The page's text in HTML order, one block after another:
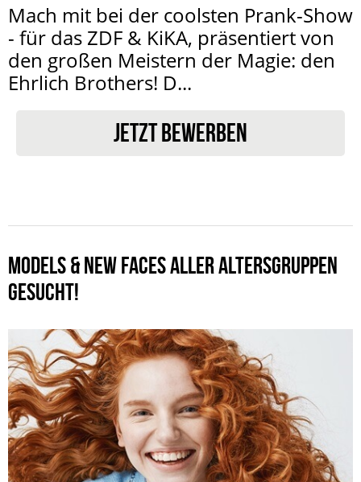
Mach mit bei der coolsten Prank-Show
- für das ZDF & KiKA, präsentiert von
den großen Meistern der Magie: den
Ehrlich Brothers! D...
JETZT BEWERBEN
MODELS & NEW FACES ALLER ALTERSGRUPPEN
GESUCHT!